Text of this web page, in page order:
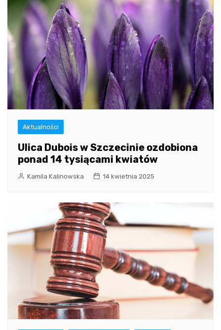
Aktualności
Ulica Dubois w Szczecinie ozdobiona
ponad 14 tysiącami kwiatów
Kamila Kalinowska 14 kwietnia 2025